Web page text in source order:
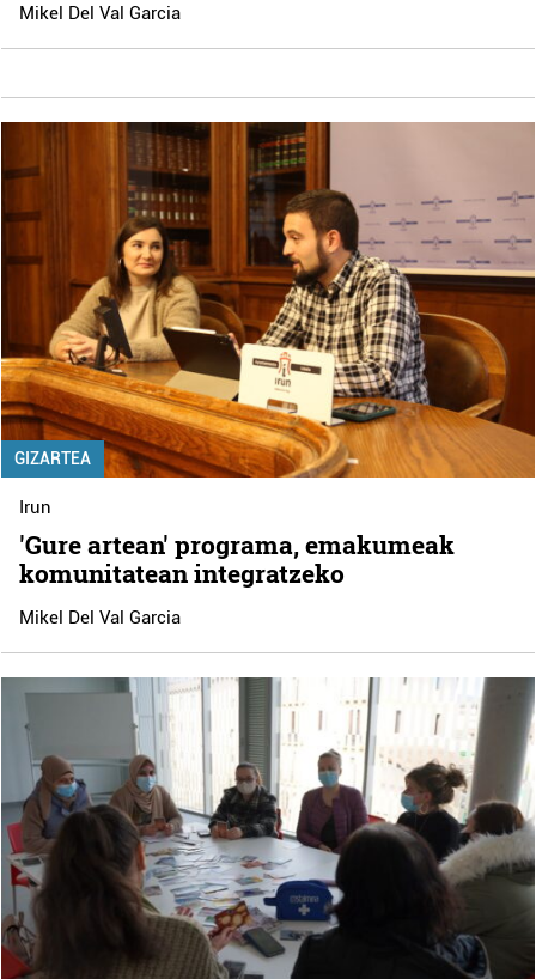
Mikel Del Val Garcia
GIZARTEA
Irun
'Gure artean' programa, emakumeak
komunitatean integratzeko
Mikel Del Val Garcia